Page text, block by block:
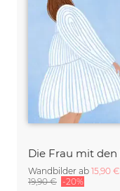
Wandbilder ab 15,90 €
19,90 € -20%